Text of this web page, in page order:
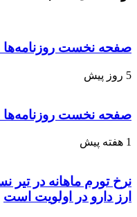
صفحه نخست روزنامه‌ها – شنبه
5 روز پیش
صفحه نخست روزنامه‌ها –
1 هفته پیش
نرخ تورم ماهانه در
ارز دارو در اولویت است